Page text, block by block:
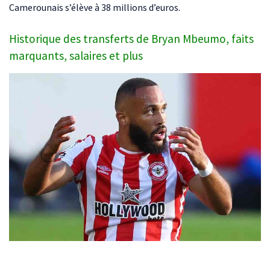
Camerounais s’élève à 38 millions d’euros.
Historique des transferts de Bryan Mbeumo, faits
marquants, salaires et plus